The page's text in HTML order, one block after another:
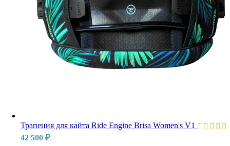
Трапеция для кайта Ride Engine Brisa Women's V1
42 500 ₽